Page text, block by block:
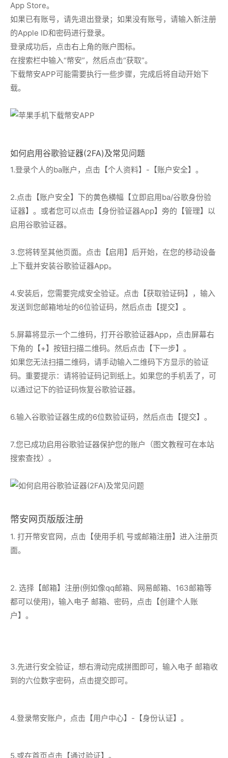
App Store。
如果已有账号，请先退出登录；如果没有账号，请输入新注册
的Apple ID和密码进行登录。
登录成功后，点击右上角的账户图标。
在搜索栏中输入“幣安”，然后点击“获取”。
下载幣安APP可能需要执行一些步骤，完成后将自动开始下
载。
如何启用谷歌验证器(2FA)及常见问题
1.登录个人的ba账户，点击【个人资料】-【账户安全】。
2.点击【账户安全】下的黄色横幅【立即启用ba/谷歌身份验
证器】。或者您可以点击【身份验证器App】旁的【管理】以
启用谷歌验证器。
3.您将转至其他页面。点击【启用】后开始，在您的移动设备
上下载并安装谷歌验证器App。
4.安装后，您需要完成安全验证。点击【获取验证码】，输入
发送到您邮箱地址的6位验证码，然后点击【提交】。
5.屏幕将显示一个二维码，打开谷歌验证器App，点击屏幕右
下角的【+】按钮扫描二维码。然后点击【下一步】。
如果您无法扫描二维码，请手动输入二维码下方显示的验证
码。重要提示：请将验证码记到纸上。如果您的手机丢了，可
以通过记下的验证码恢复谷歌验证器。
6.输入谷歌验证器生成的6位数验证码，然后点击【提交】。
7.您已成功启用谷歌验证器保护您的账户（图文教程可在本站
搜索查找）。
幣安网页版版注册
1. 打开幣安官网，点击【使用手机 号或邮箱注册】进入注册页
面。
2. 选择【邮箱】注册(例如像qq邮箱、网易邮箱、163邮箱等
都可以使用)，输入电子 邮箱、密码，点击【创建个人账
户】。
3.先进行安全验证，想右滑动完成拼图即可，输入电子 邮箱收
到的六位数字密码，点击提交即可。
4.登录幣安账户，点击【用户中心】-【身份认证】。
5.或在首页点击【通过验证】。